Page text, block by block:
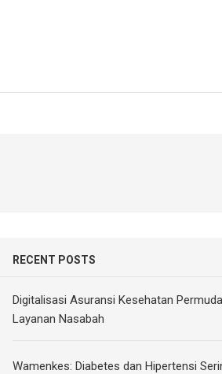
RECENT POSTS
Digitalisasi Asuransi Kesehatan
Layanan Nasabah
Wamenkes: Diabetes dan Hipertensi